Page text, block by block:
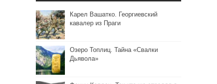
Карел Вашатко. Георгиевский
кавалер из Праги
Озеро Топлиц. Тайна «Свалки
Дьявола»